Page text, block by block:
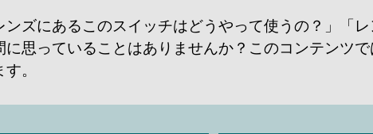
ンズにあるこのスイッチはどうやって使うの？」「
に思っていることはありませんか？このコンテンツ
。